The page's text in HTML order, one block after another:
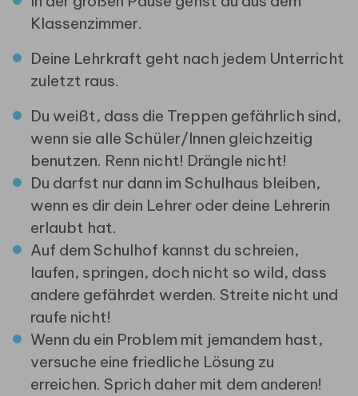
Klassenzimmer.
Deine Lehrkraft geht nach jedem Unterricht
zuletzt raus.
Du weißt, dass die Treppen gefährlich sind,
wenn sie alle Schüler/Innen gleichzeitig
benutzen. Renn nicht! Drängle nicht!
Du darfst nur dann im Schulhaus bleiben,
wenn es dir dein Lehrer oder deine Lehrerin
erlaubt hat.
Auf dem Schulhof kannst du schreien,
laufen, springen, doch nicht so wild, dass
andere gefährdet werden. Streite nicht und
raufe nicht!
Wenn du ein Problem mit jemandem hast,
versuche eine friedliche Lösung zu
erreichen. Sprich daher mit dem anderen!